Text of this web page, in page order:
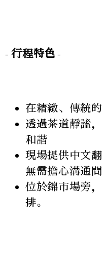
- 行程特色 -
在精緻、傳統
透過茶道靜謐
和諧
現場提供中文
無需擔心溝通問
位於錦市場旁
排。